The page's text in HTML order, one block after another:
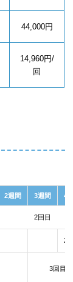
44,000円
14,960円/
回
2週間 3週間 4
2回目
2
3回目